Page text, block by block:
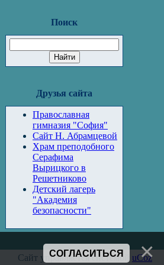
Поиск
Друзья сайта
Православная
гимназия "София"
Сайт Н. Абрамцевой
Храм преподобного
Серафима
Вырицкого в
Решетниково
Детский лагерь
"Академия
безопасности"
Сайт управляется системой uCoz
СОГЛАСИТЬСЯ